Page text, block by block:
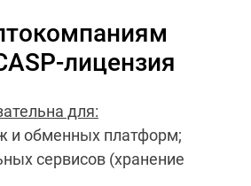
лицензия
для:
и обменных платформ;
сервисов (хранение